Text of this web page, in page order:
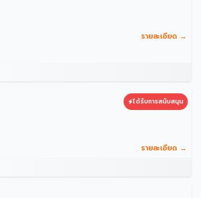
รายละเอียด →
ได้รับการสนับสนุน
รายละเอียด →